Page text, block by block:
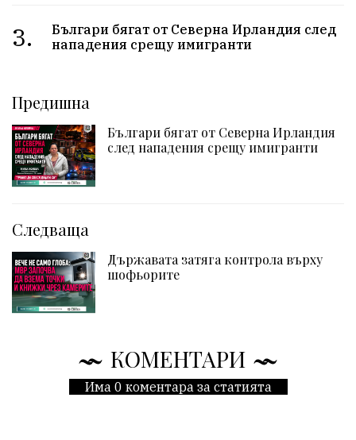
3.
Българи бягат от Северна Ирландия след
нападения срещу имигранти
Предишна
Българи бягат от Северна Ирландия
след нападения срещу имигранти
Следваща
Държавата затяга контрола върху
шофьорите
КОМЕНТАРИ
Има 0 коментара за статията